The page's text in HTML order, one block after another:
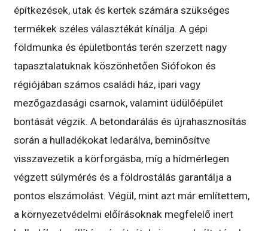
építkezések, utak és kertek számára szükséges
termékek széles választékát kínálja. A gépi
földmunka és épületbontás terén szerzett nagy
tapasztalatuknak köszönhetően Siófokon és
régiójában számos családi ház, ipari vagy
mezőgazdasági csarnok, valamint üdülőépület
bontását végzik. A betondarálás és újrahasznosítás
során a hulladékokat ledarálva, beminősítve
visszavezetik a körforgásba, míg a hídmérlegen
végzett súlymérés és a földrostálás garantálja a
pontos elszámolást. Végül, mint azt már említettem,
a környezetvédelmi előírásoknak megfelelő inert